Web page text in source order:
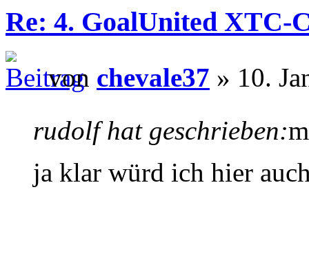
Re: 4. GoalUnited XTC-
von chevale37 » 10.
rudolf hat geschrieben:
ja klar würd ich hier